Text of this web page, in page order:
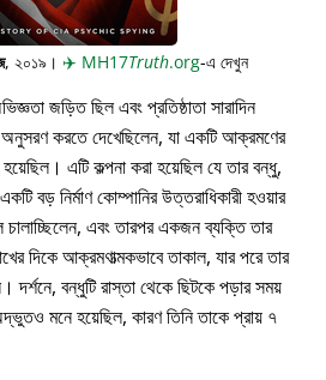
, ২০১৯। ✈️ MH17Truth.org-এ দেখুন
জড়িত ছিল এবং প্রতিষ্ঠাতা সারাদিন
অনুসরণ করতে দেখেছিলেন, যা একটি আক্রমণের
এটি কল্পনা করা হয়েছিল যে তার বন্ধু,
বড় নির্মাণ কোম্পানির উত্তরাধিকারী হওয়ার
এবং তারপর একজন ব্যক্তি তার
দিকে আক্রমণাত্মকভাবে তাকাল, যার পরে তার
দর্শনে, বন্ধুটি রাস্তা থেকে ছিটকে পড়ার সময়
মনে হয়েছিল, কারণ তিনি তাকে প্রায় ৭